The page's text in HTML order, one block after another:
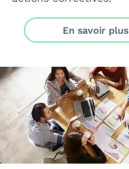
En savoir plus